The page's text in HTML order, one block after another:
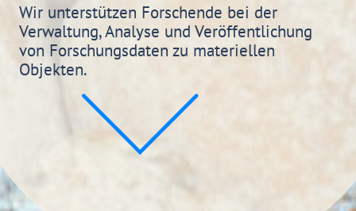
Wir unterstützen Forschende bei der
Verwaltung, Analyse und Veröffentlichung
von Forschungsdaten zu materiellen
Objekten.